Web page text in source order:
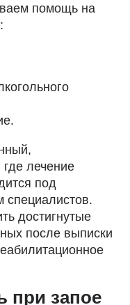
помощь на
лечение
под
специалистов.
достигнутые
после выписки
при запое